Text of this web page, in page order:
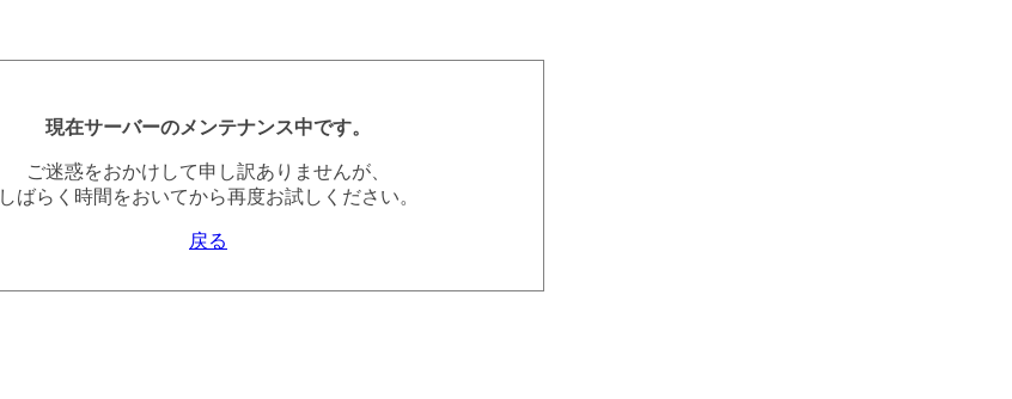
現在サーバーのメンテナンス中です。
ご迷惑をおかけして申し訳ありませんが、
しばらく時間をおいてから再度お試しください。
戻る